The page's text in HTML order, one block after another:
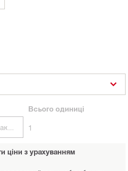
Упаковки
Всьогоодиниці
1
ціни з урахуванням